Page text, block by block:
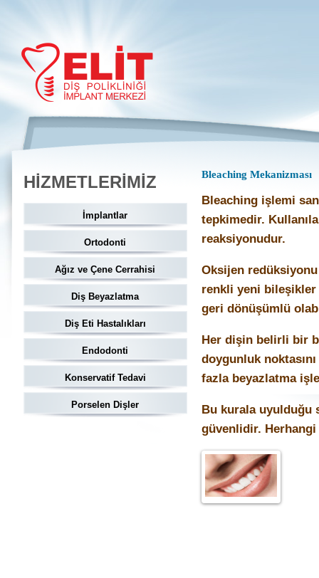
HİZMETLERİMİZ
İmplantlar
Ortodonti
Ağız ve Çene Cerrahisi
Diş Beyazlatma
Diş Eti Hastalıkları
Endodonti
Konservatif Tedavi
Porselen Dişler
Bleaching Mekanizması
Bleaching işlemi
tepkimedir.
reaksiyonudur.
Oksijen
renkli yeni bileşikler
geri dönüşümlü
Her dişin belirli bir
doygunluk
fazla beyazlatma
Bu kurala uyulduğu
güvenlidir.